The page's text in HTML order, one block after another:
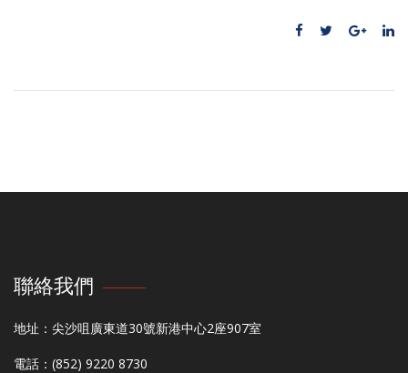
聯絡我們
地址：尖沙咀廣東道30號新港中心2座907室
電話：(852) 9220 8730